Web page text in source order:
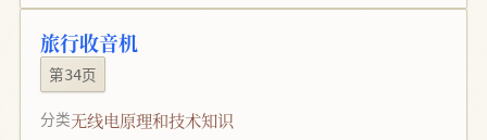
旅行收音机
第34页
分类无线电原理和技术知识